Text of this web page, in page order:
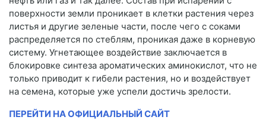
поверхности земли проникает в клетки растения через
листья и другие зеленые части, после чего с соками
распределяется по стеблям, проникая даже в корневую
систему. Угнетающее воздействие заключается в
блокировке синтеза ароматических аминокислот, что не
только приводит к гибели растения, но и воздействует
на семена, которые уже успели достичь зрелости.
ПЕРЕЙТИ НА ОФИЦИАЛЬНЫЙ САЙТ